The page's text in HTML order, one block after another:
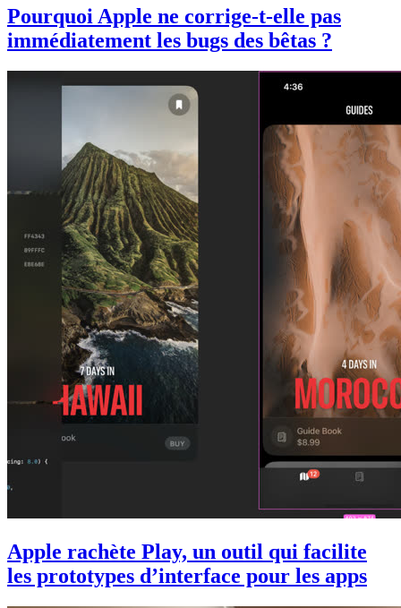
Pourquoi Apple ne corrige-t-elle pas
immédiatement les bugs des bêtas ?
Apple rachète Play, un outil qui facilite
les prototypes d’interface pour les apps